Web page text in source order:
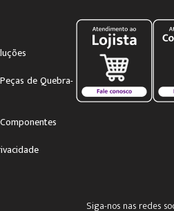
de Quebra-
Siga-nos nas redes